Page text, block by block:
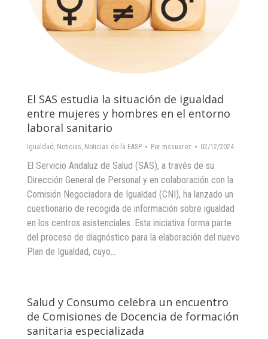
El SAS estudia la situación de igualdad
entre mujeres y hombres en el entorno
laboral sanitario
Igualdad , Noticias, Noticias de la EASP Por mssuarez 02/12/2024
El Servicio Andaluz de Salud (SAS), a través de su
Dirección General de Personal y en colaboración con la
Comisión Negociadora de Igualdad (CNI), ha lanzado un
cuestionario de recogida de información sobre igualdad
en los centros asistenciales. Esta iniciativa forma parte
del proceso de diagnóstico para la elaboración del nuevo
Plan de Igualdad, cuyo…
Salud y Consumo celebra un encuentro
de Comisiones de Docencia de formación
sanitaria especializada